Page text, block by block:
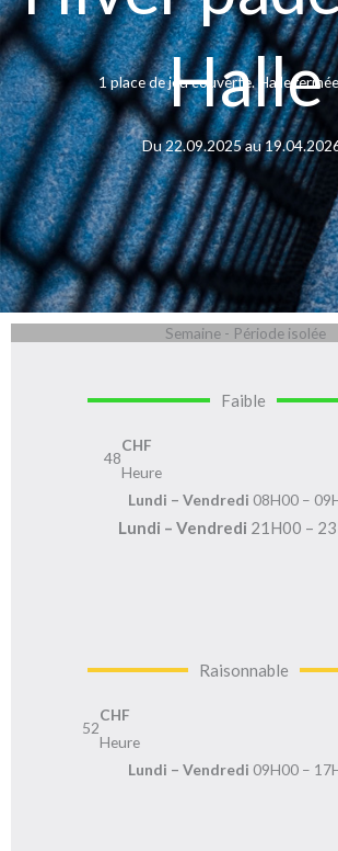
Halle
Du 22.09.2025 au
1 place de jeu couverte. Halle
Semaine - Période isolée
Faible
48
CHF
Heure
Lundi – Vendredi 08H00 –
Lundi – Vendredi 21H00 –
Raisonnable
52
CHF
Heure
Lundi – Vendredi 09H00 –